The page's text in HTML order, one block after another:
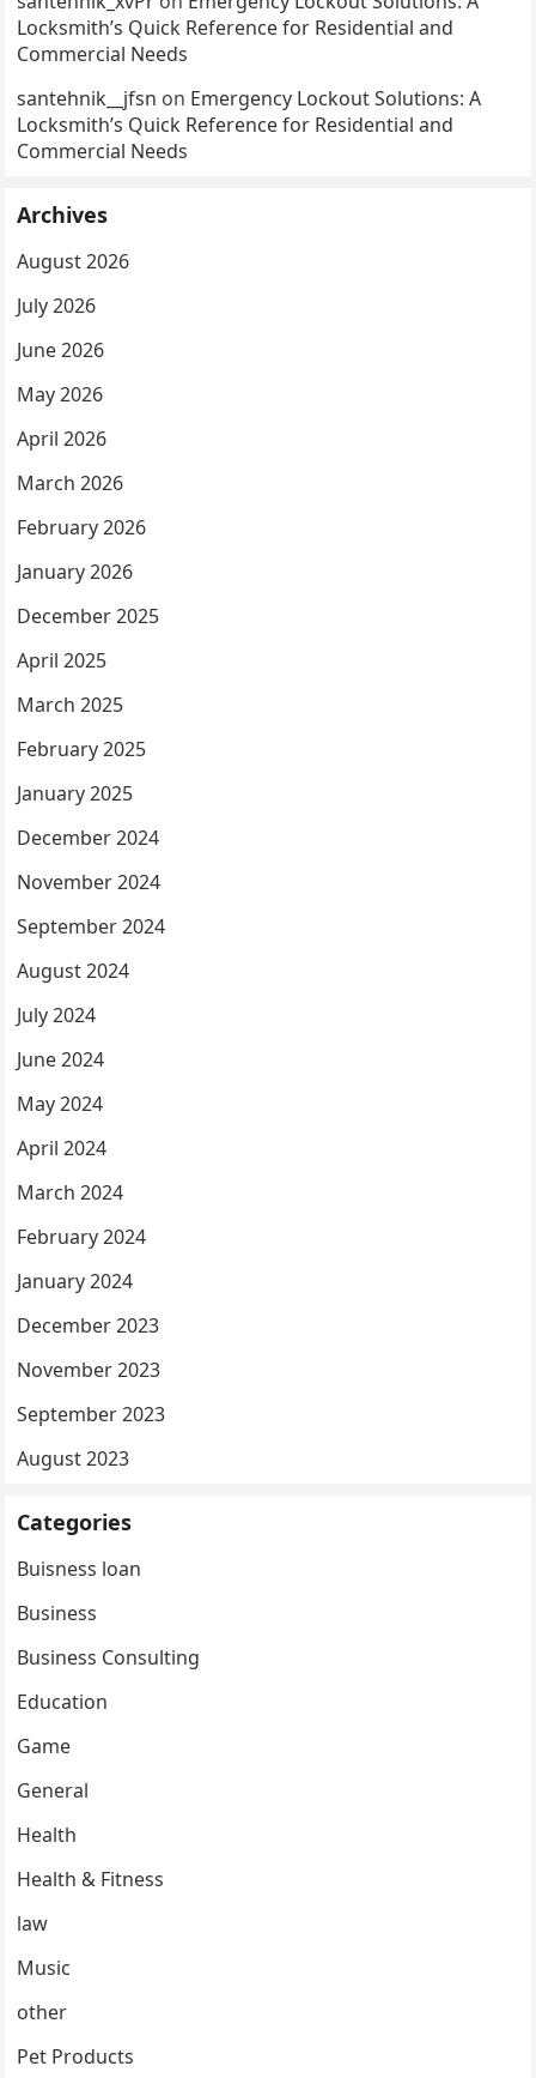
Locksmith’s Quick Reference for Residential and
Commercial Needs
santehnik__jfsn on Emergency Lockout Solutions: A
Locksmith’s Quick Reference for Residential and
Commercial Needs
Archives
August 2026
July 2026
June 2026
May 2026
April 2026
March 2026
February 2026
January 2026
December 2025
April 2025
March 2025
February 2025
January 2025
December 2024
November 2024
September 2024
August 2024
July 2024
June 2024
May 2024
April 2024
March 2024
February 2024
January 2024
December 2023
November 2023
September 2023
August 2023
Categories
Buisness loan
Business
Business Consulting
Education
Game
General
Health
Health & Fitness
law
Music
other
Pet Products